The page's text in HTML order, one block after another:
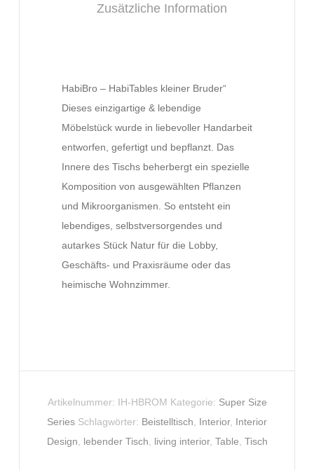
Zusätzliche Information
HabiBro – HabiTables kleiner Bruder“
Dieses einzigartige & lebendige
Möbelstück wurde in liebevoller Handarbeit
entworfen, gefertigt und bepflanzt. Das
Innere des Tischs beherbergt ein spezielle
Komposition von ausgewählten Pflanzen
und Mikroorganismen. So entsteht ein
lebendiges, selbstversorgendes und
autarkes Stück Natur für die Lobby,
Geschäfts- und Praxisräume oder das
heimische Wohnzimmer.
Artikelnummer: IH-HBROM Kategorie: Super Size
Series Schlagwörter: Beistelltisch, Interior, Interior
Design, lebender Tisch, living interior, Table, Tisch